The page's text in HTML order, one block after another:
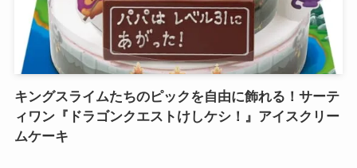
キングスライムたちのピックを自由に飾れる！サーテ
ィワン『ドラゴンクエストけしケシ！』アイスクリー
ムケーキ